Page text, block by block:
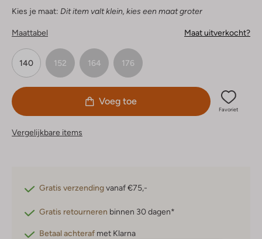
Kies je maat: Dit item valt klein, kies een maat groter
Maattabel Maat uitverkocht?
140 152 164 176
Voeg toe
Favoriet
Vergelijkbare items
Gratis verzendingvanaf €75,-
Gratis retourneren binnen 30 dagen*
Betaal achteraf met Klarna